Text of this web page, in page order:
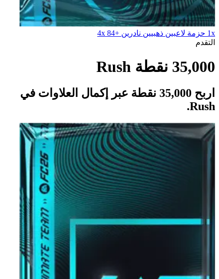
1x حزمة لاعبين ذهبيين نادرين +84 4x
التقدم
35,000 نقطة Rush
اربح 35,000 نقطة عبر إكمال العلاوات في
Rush.